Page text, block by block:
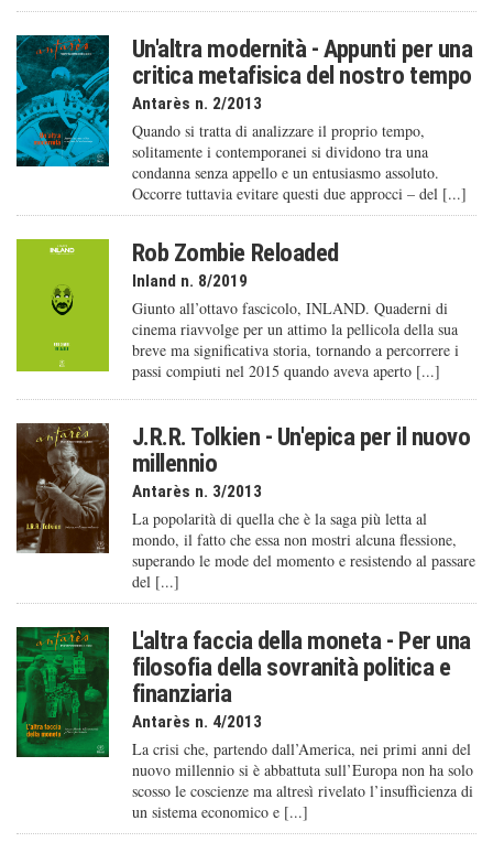
Un'altra modernità - Appunti per una
critica metafisica del nostro tempo
Antarès n. 2/2013
Quando si tratta di analizzare il proprio tempo,
solitamente i contemporanei si dividono tra una
condanna senza appello e un entusiasmo assoluto.
Occorre tuttavia evitare questi due approcci – del [...]
Rob Zombie Reloaded
Inland n. 8/2019
Giunto all’ottavo fascicolo, INLAND. Quaderni di
cinema riavvolge per un attimo la pellicola della sua
breve ma significativa storia, tornando a percorrere i
passi compiuti nel 2015 quando aveva aperto [...]
J.R.R. Tolkien - Un'epica per il nuovo
millennio
Antarès n. 3/2013
La popolarità di quella che è la saga più letta al
mondo, il fatto che essa non mostri alcuna flessione,
superando le mode del momento e resistendo al passare
del [...]
L'altra faccia della moneta - Per una
filosofia della sovranità politica e
finanziaria
Antarès n. 4/2013
La crisi che, partendo dall’America, nei primi anni del
nuovo millennio si è abbattuta sull’Europa non ha solo
scosso le coscienze ma altresì rivelato l’insufficienza di
un sistema economico e [...]